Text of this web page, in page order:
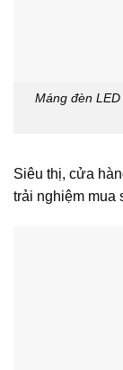
Máng đèn
Siêu thị, cửa
trải nghiệm mua